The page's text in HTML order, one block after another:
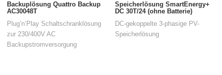
Backuplösung Quattro Backup
AC30048T
Plug’n’Play Schaltschranklösung
zur 230/400V AC
Backupstromversorgung
Speicherlösung SmartEnergy+
DC 30T/24 (ohne Batterie)
DC-gekoppelte 3-phasige PV-
Speicherlösung